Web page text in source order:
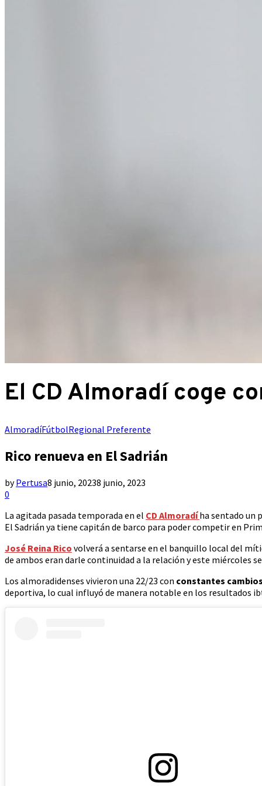
El CD Almoradí coge
AlmoradíFútbolRegional Preferente
Rico renueva en El Sadrián
byPertusa8 junio, 20238 junio, 2023
0
La agitada pasada temporada en el CD Almoradíha sentado un
El Sadrián ya tiene capitán de barco para poder competir en
José Reina Rico volverá a sentarse en el banquillo local del
de ambos eran darle continuidad a la relación y este miércoles
Los almoradidenses vivieron una 22/23 con constantes
deportiva, lo cual influyó de manera notable en los resultados